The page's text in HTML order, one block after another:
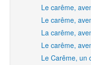
Le carême,
Le carême,
La carême,
Le carême,
Le Carême, un